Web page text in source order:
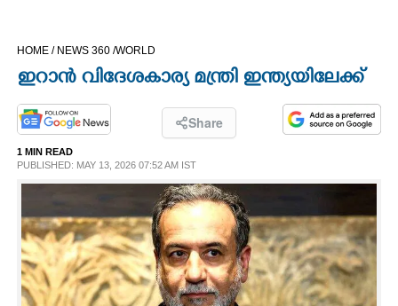
OPINION
PHOTOS
LIFESTYLE
SPIRITUAL
HOME / NEWS 360 /WORLD
ഇറാൻ വിദേശകാര്യ മന്ത്രി ഇന്ത്യയിലേക്ക്
Share
1 MIN READ
PUBLISHED: MAY 13, 2026 07:52 AM IST